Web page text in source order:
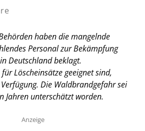
haben die mangelnde
Personal zur Bekämpfung
Deutschland beklagt.
Löscheinsätze geeignet sind,
Die Waldbrandgefahr sei
Jahren unterschätzt worden.
Anzeige